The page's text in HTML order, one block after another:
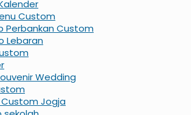
Custom
Perbankan Custom
Lebaran
Wedding
Jogja